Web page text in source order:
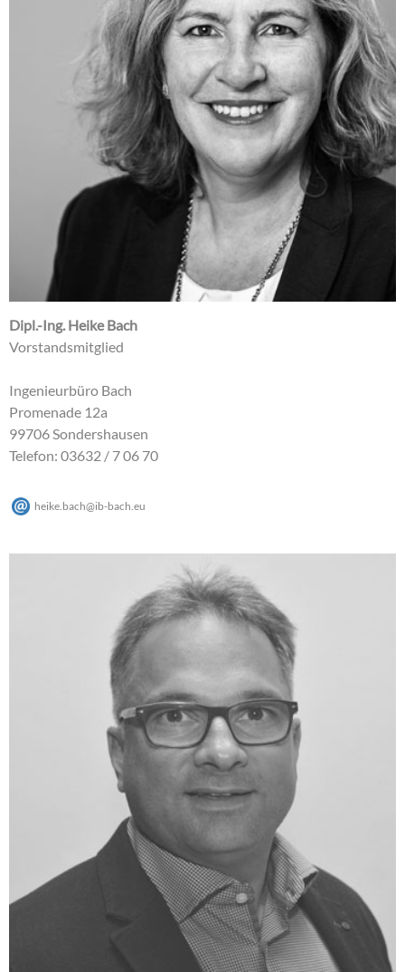
Dipl.-Ing. Heike Bach
Vorstandsmitglied
Ingenieurbüro Bach
Promenade 12a
99706 Sondershausen
Telefon: 03632 / 7 06 70
heike.bach@ib-bach eu